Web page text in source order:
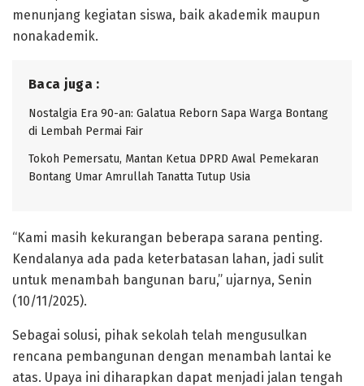
menunjang kegiatan siswa, baik akademik maupun
nonakademik.
Baca juga :
Nostalgia Era 90-an: Galatua Reborn Sapa Warga Bontang
di Lembah Permai Fair
Tokoh Pemersatu, Mantan Ketua DPRD Awal Pemekaran
Bontang Umar Amrullah Tanatta Tutup Usia
“Kami masih kekurangan beberapa sarana penting.
Kendalanya ada pada keterbatasan lahan, jadi sulit
untuk menambah bangunan baru,” ujarnya, Senin
(10/11/2025).
Sebagai solusi, pihak sekolah telah mengusulkan
rencana pembangunan dengan menambah lantai ke
atas. Upaya ini diharapkan dapat menjadi jalan tengah